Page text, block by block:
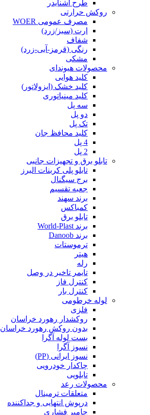
طرح اشنایدر
روکش حرارتی
مصرف عمومی WOER
ارت (سبز/زرد)
شفاف
رنگی (قرمز-آبی-زرد)
مشکی
محصولات هیوندای
کلید هوایی
کلید خشک (ایزولاتور)
کلید مینیاتوری
سه پل
دو پل
تک پل
کلید محافظ جان
4 پل
2 پل
تابلو برق و تجهیزات جانبی
تابلو پلی کربنات البرز
برج سیگنال
جعبه تقسیم
برند سهند
کمباکس
تابلو برق
برند World-Plast
برند Danoob
ترموستات
هیتر
رله
تایمر تاخیر در وصل
کنترل فاز
کنترل بار
لوله خرطومی
فلزی
روکشدار رهورد خراسان
بدون روکش رهورد خراسان
بست لوله آگرا
نسوز آگرا
نسوز ایرانی (PP)
چاکدار خودرویی
تابلویی
محصولات رعد
متعلقات ترمینال
درپوش انتهایی و جداکننده
جامپر فشاری